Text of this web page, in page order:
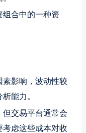
组合中的一种资
素影响，波动性较
能力。
交易平台通常会
虑这些成本对收